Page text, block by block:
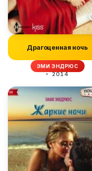
Драгоценная ночь
ЭМИ ЭНДРЮС
2014